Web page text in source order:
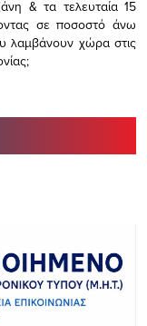
& τα τελευταία 15
σε ποσοστό άνω
λαμβάνουν χώρα στις